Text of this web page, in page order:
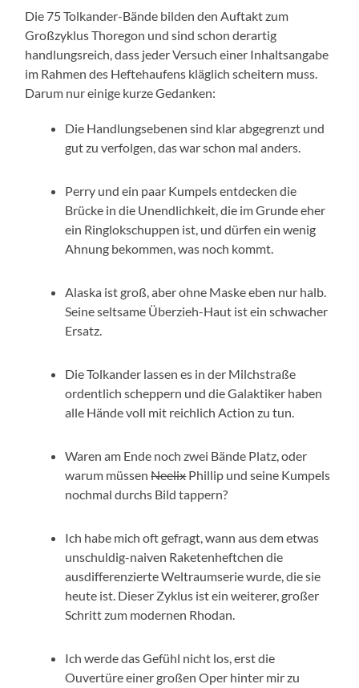
Die 75 Tolkander-Bände bilden den Auftakt zum
Großzyklus Thoregon und sind schon derartig
handlungsreich, dass jeder Versuch einer Inhaltsangabe
im Rahmen des Heftehaufens kläglich scheitern muss.
Darum nur einige kurze Gedanken:
Die Handlungsebenen sind klar abgegrenzt und
gut zu verfolgen, das war schon mal anders.
Perry und ein paar Kumpels entdecken die
Brücke in die Unendlichkeit, die im Grunde eher
ein Ringlokschuppen ist, und dürfen ein wenig
Ahnung bekommen, was noch kommt.
Alaska ist groß, aber ohne Maske eben nur halb.
Seine seltsame Überzieh-Haut ist ein schwacher
Ersatz.
Die Tolkander lassen es in der Milchstraße
ordentlich scheppern und die Galaktiker haben
alle Hände voll mit reichlich Action zu tun.
Waren am Ende noch zwei Bände Platz, oder
warum müssenNeelixPhillip und seine Kumpels
nochmal durchs Bild tappern?
Ich habe mich oft gefragt, wann aus dem etwas
unschuldig-naiven Raketenheftchen die
ausdifferenzierte Weltraumserie wurde, die sie
heute ist. Dieser Zyklus ist ein weiterer, großer
Schritt zum modernen Rhodan.
Ich werde das Gefühl nicht los, erst die
Ouvertüre einer großen Oper hinter mir zu